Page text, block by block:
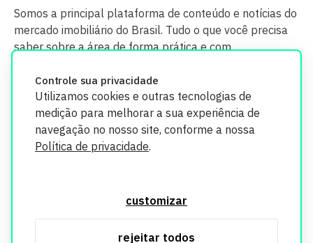
Controle sua privacidade
Utilizamos cookies e outras tecnologias de
medição para melhorar a sua experiência de
navegação no nosso site, conforme a nossa
Política de privacidade.
customizar
rejeitar todos
Somos a principal plataforma de conteúdo e notícias do
mercado imobiliário do Brasil. Tudo o que você precisa
saber sobre a área de forma prática e com
segurança. Todos os dados coletados em nosso site são
utilizados exclusivamente para fins de aprimoramento de
informações, consulte nossa Política de Privacidade.